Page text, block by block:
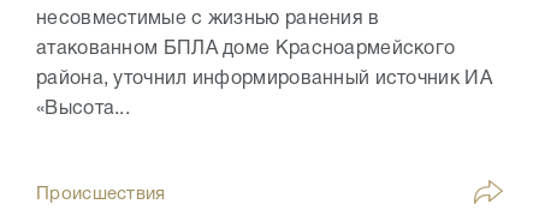
несовместимые с жизнью ранения в
атакованном БПЛА доме Красноармейского
района, уточнил информированный источник ИА
«Высота...
Происшествия